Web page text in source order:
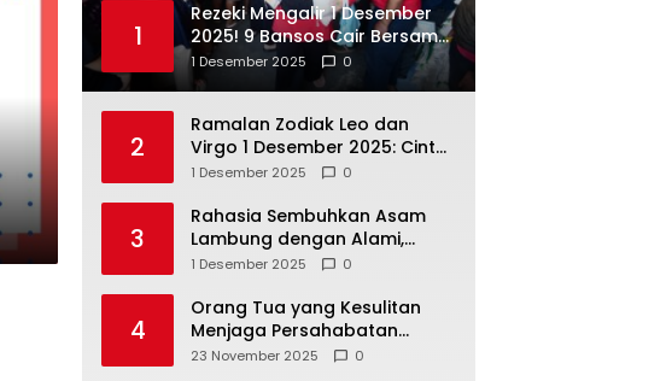
1
Rezeki Mengalir 1 Desember
2025! 9 Bansos Cair Bersama:
PKH, BPNT, dan KKS Mandiri
Double
1 Desember 2025 0
2
Ramalan Zodiak Leo dan
Virgo 1 Desember 2025: Cinta,
Karir, Kesehatan, dan
1 Desember 2025 0
3
Rahasia Sembuhkan Asam
Lambung dengan Alami,
Nomor 4 Disalahpahami
1 Desember 2025 0
4
Orang Tua yang Kesulitan
Menjaga Persahabatan
Biasanya Lakukan 8 Hal Ini
23 November 2025 0